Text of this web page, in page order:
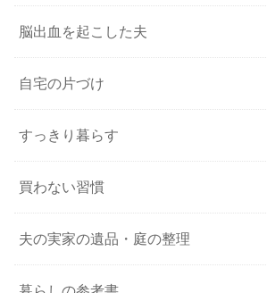
脳出血を起こした夫
自宅の片づけ
すっきり暮らす
買わない習慣
夫の実家の遺品・庭の整理